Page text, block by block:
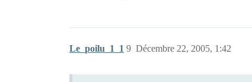
Le_poilu_1_1 Décembre 22, 2005, 1:42
9